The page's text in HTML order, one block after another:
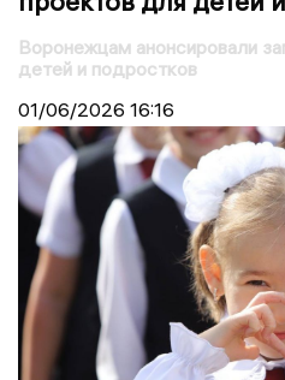
Воронежцам анонсировали
детей и подростков
01/06/2026 16:16